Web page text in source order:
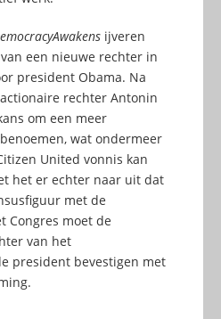
ijveren
een nieuwe rechter in
president Obama. Na
rechter Antonin
om een meer
wat ondermeer
United vonnis kan
het er echter naar uit dat
met de
Congres moet de
van het
president bevestigen met